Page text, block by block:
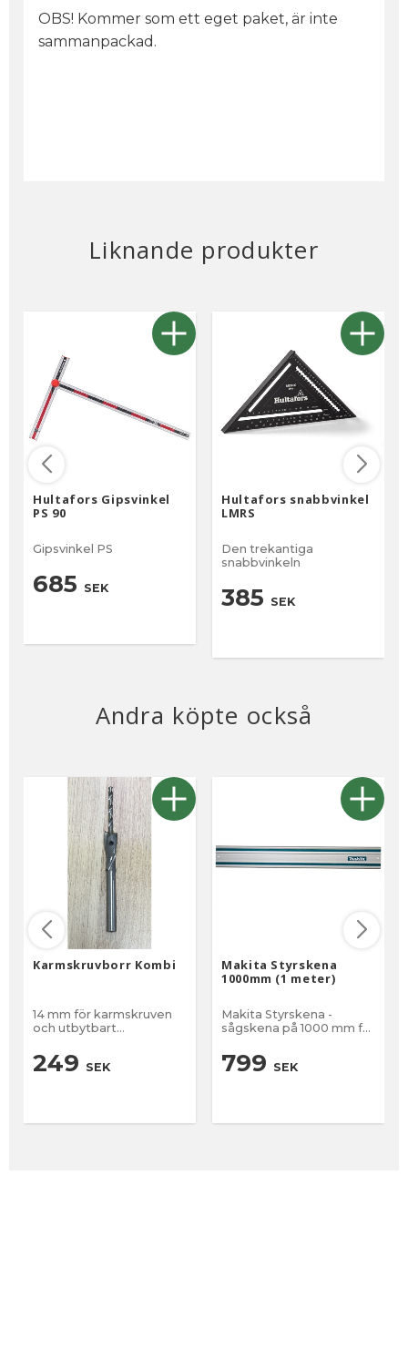
OBS! Kommer som ett eget paket, är inte
sammanpackad.
Liknande produkter
Hultafors Gipsvinkel
PS 90
Gipsvinkel PS
685 SEK
Hultafors snabbvinkel
LMRS
Den trekantiga
snabbvinkeln
385 SEK
Andra köpte också
Karmskruvborr Kombi
14 mm för karmskruven
och utbytbart
249 SEK
Makita Styrskena
1000mm (1 meter)
Makita Styrskena -
sågskena på 1000 mm för
799 SEK